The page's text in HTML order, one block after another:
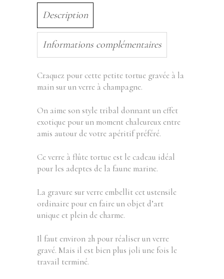
Description
Informations complémentaires
Craquez pour cette petite tortue gravée à la
main sur un verre à champagne.
On aime son style tribal donnant un effet
exotique pour un moment chaleureux entre
amis autour de votre apéritif préféré.
Ce verre à flûte tortue est le cadeau idéal
pour les adeptes de la faune marine.
La gravure sur verre embellit cet ustensile
ordinaire pour en faire un objet d’art
unique et plein de charme.
Il faut environ 2h pour réaliser un verre
gravé. Mais il est bien plus joli une fois le
travail terminé.